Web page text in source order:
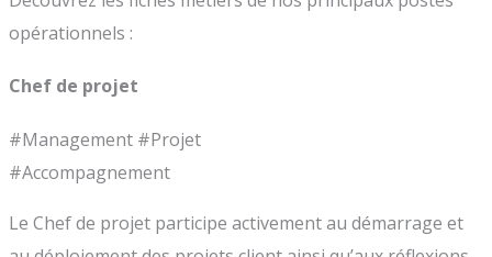
opérationnels :
Chef de projet
#Management #Projet
#Accompagnement
Le Chef de projet participe activement au démarrage et